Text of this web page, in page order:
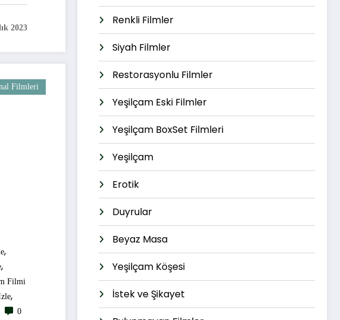
2023
Filmleri
,
,
Filmi
,
0
Renkli Filmler
Siyah Filmler
Restorasyonlu Filmler
Yeşilçam Eski Filmler
Yeşilçam BoxSet Filmleri
Yeşilçam
Erotik
Duyrular
Beyaz Masa
Yeşilçam Köşesi
İstek ve Şikayet